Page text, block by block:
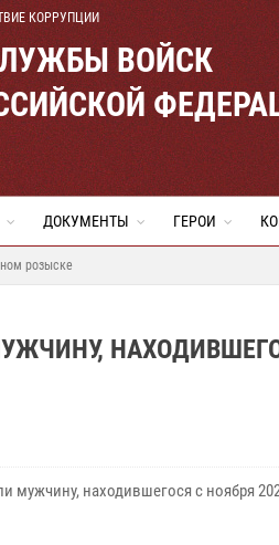
КОРРУПЦИИ
ВОЙСК
ДОКУМЕНТЫ ГЕРОИ
розыске
мужчину, находившегося с ноября